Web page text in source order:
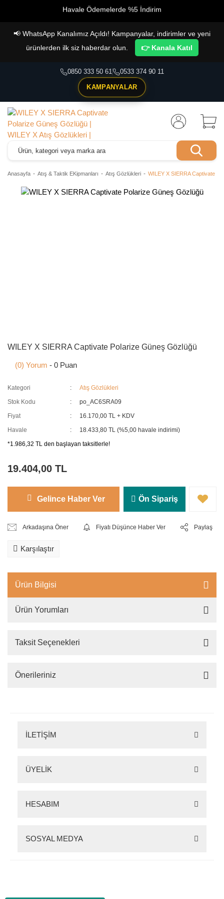
Havale Ödemelerde %5 İndirim
📢 WhatsApp Kanalımız Açıldı! Kampanyalar, indirimler ve yeni
ürünlerden ilk siz haberdar olun.
👉 Kanala Katıl
0850 333 50 61 0533 374 90 11
KAMPANYALAR
Anasayfa Atış & Taktik EKipmanları Atış Gözlükleri WILEY X SIERRA Captivate
WILEY X SIERRA Captivate Polarize Güneş Gözlüğü
(0) Yorum - 0 Puan
Kategori
Atış Gözlükleri
Stok Kodu
po_AC6SRA09
Fiyat
16.170,00 TL + KDV
Havale
18.433,80 TL (%5,00 havale indirimi)
*1.986,32 TL den başlayan taksitlerle!
19.404,00 TL
Gelince Haber Ver Ön Sipariş
Arkadaşına Öner Fiyatı Düşünce Haber Ver Paylaş
Karşılaştır
Ürün Bilgisi
Ürün Yorumları
Taksit Seçenekleri
Önerileriniz
İLETİŞİM
ÜYELİK
HESABIM
SOSYAL MEDYA